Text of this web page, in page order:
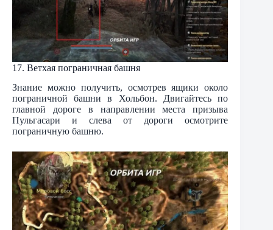
17. Ветхая пограничная башня
Знание можно получить, осмотрев ящики около
пограничной башни в Хольбон. Двигайтесь по
главной дороге в направлении места призыва
Пульгасари и слева от дороги осмотрите
пограничную башню.